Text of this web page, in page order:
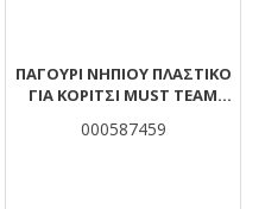
ΠΑΓΟΎΡΙ ΝΗΠΊΟΥ ΠΛΑΣΤΙΚΌ
ΓΙΑ ΚΟΡΊΤΣΙ MUST TEAM
000587459